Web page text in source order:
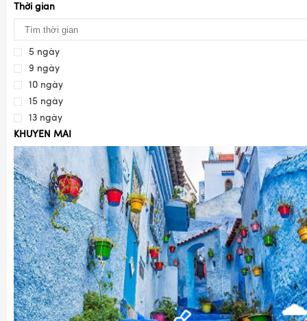
Thời gian
5 ngày
9 ngày
10 ngày
15 ngày
13 ngày
KHUYẾN MÃI